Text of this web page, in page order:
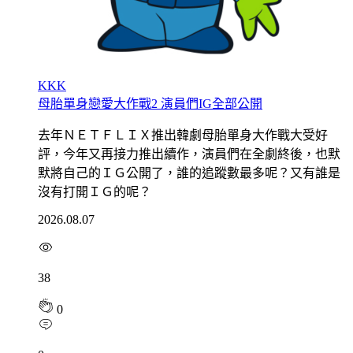
KKK
母胎單身戀愛大作戰2 演員們IG全部公開
去年ＮＥＴＦＬＩＸ推出韓劇母胎單身大作戰大受好
評，今年又再接力推出續作，演員們在全劇終後，也默
默將自己的ＩＧ公開了，誰的追蹤數最多呢？又有誰是
沒有打開ＩＧ的呢？
2026.08.07
38
0